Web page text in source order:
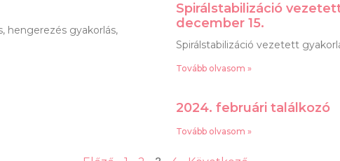
hengerezés gyakorlás,
Spirálstabilizáció
december 15.
Spirálstabilizáció vezetett
Tovább olvasom »
2024. februári találkozó
Tovább olvasom »